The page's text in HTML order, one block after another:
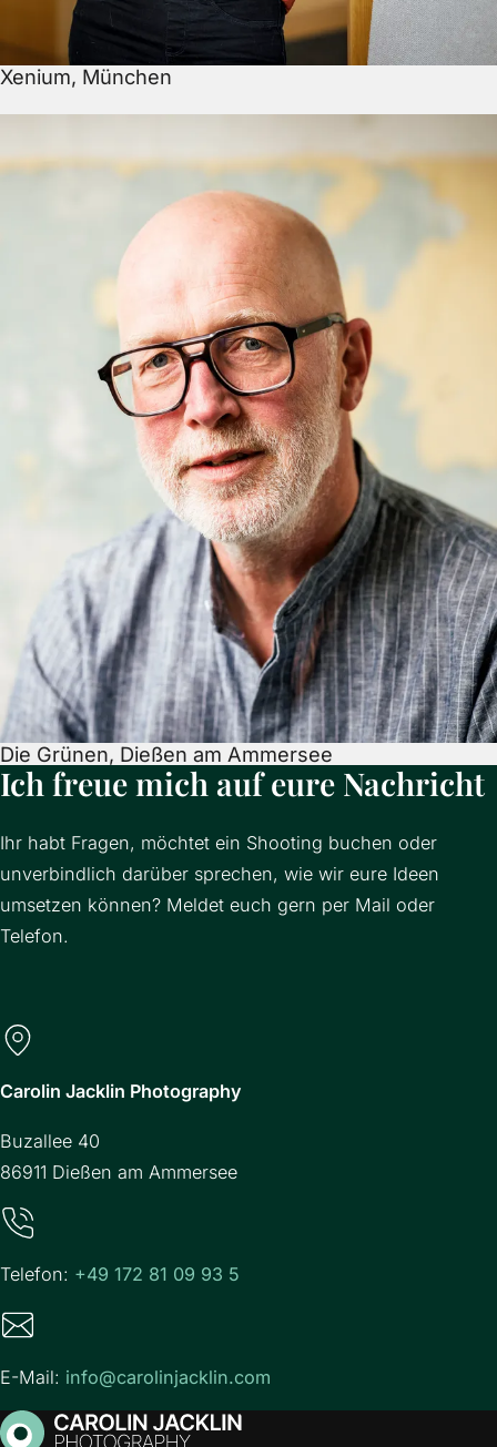
Xenium, München
Die Grünen, Dießen am Ammersee
Ich freue mich auf eure Nachricht
Ihr habt Fragen, möchtet ein Shooting buchen oder
unverbindlich darüber sprechen, wie wir eure Ideen
umsetzen können? Meldet euch gern per Mail oder
Telefon.
Carolin Jacklin Photography
Buzallee 40
86911 Dießen am Ammersee
Telefon: +49 172 81 09 93 5
E-Mail: info@carolinjacklin.com